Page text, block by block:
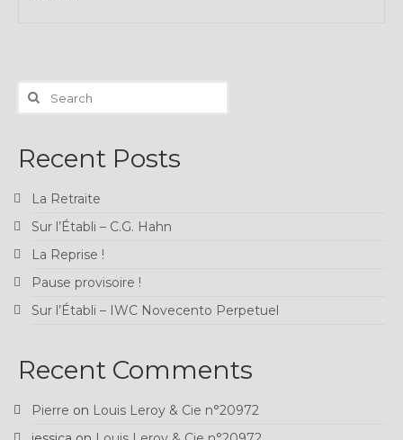
Search
for:
Recent Posts
La Retraite
Sur l’Établi – C.G. Hahn
La Reprise !
Pause provisoire !
Sur l’Établi – IWC Novecento Perpetuel
Recent Comments
Pierre on Louis Leroy & Cie n°20972